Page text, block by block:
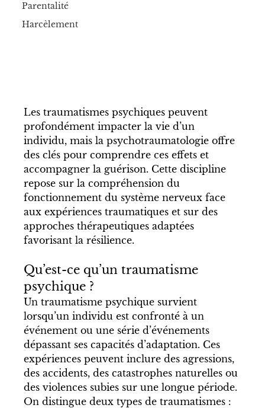
Parentalité
Harcèlement
Les traumatismes psychiques peuvent
profondément impacter la vie d’un
individu, mais la psychotraumatologie offre
des clés pour comprendre ces effets et
accompagner la guérison. Cette discipline
repose sur la compréhension du
fonctionnement du système nerveux face
aux expériences traumatiques et sur des
approches thérapeutiques adaptées
favorisant la résilience.
Qu’est-ce qu’un traumatisme
psychique ?
Un traumatisme psychique survient
lorsqu’un individu est confronté à un
événement ou une série d’événements
dépassant ses capacités d’adaptation. Ces
expériences peuvent inclure des agressions,
des accidents, des catastrophes naturelles ou
des violences subies sur une longue période.
On distingue deux types de traumatismes :